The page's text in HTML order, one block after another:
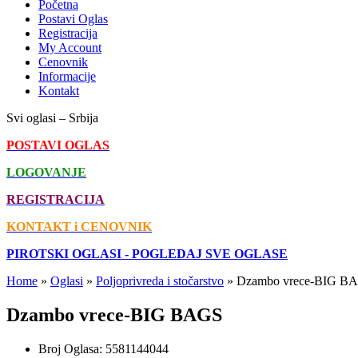
Početna
Postavi Oglas
Registracija
My Account
Cenovnik
Informacije
Kontakt
Svi oglasi – Srbija
POSTAVI OGLAS
LOGOVANJE
REGISTRACIJA
KONTAKT i CENOVNIK
PIROTSKI OGLASI - POGLEDAJ SVE OGLASE
Home » Oglasi » Poljoprivreda i stočarstvo » Dzambo vrece-BIG
Dzambo vrece-BIG BAGS
Broj Oglasa: 5581144044